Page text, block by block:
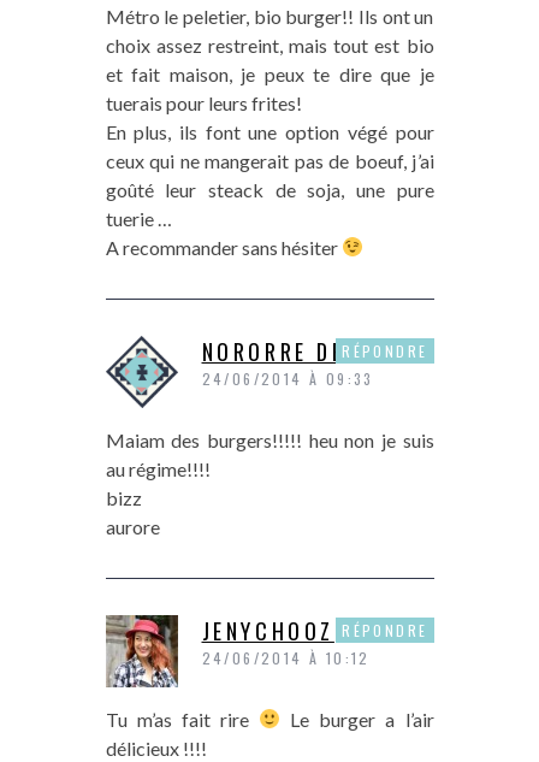
Métro le peletier, bio burger!! Ils ont un
choix assez restreint, mais tout est bio
et fait maison, je peux te dire que je
tuerais pour leurs frites!
En plus, ils font une option végé pour
ceux qui ne mangerait pas de boeuf, j’ai
goûté leur steack de soja, une pure
tuerie …
A recommander sans hésiter
NORORRE DE P&P
24/06/2014 À 09:33
Maiam des burgers!!!!! heu non je suis
au régime!!!!
bizz
aurore
RÉPONDRE
JENYCHOOZ
24/06/2014 À 10:12
Tu m’as fait rire
Le burger a l’air
délicieux !!!!
RÉPONDRE